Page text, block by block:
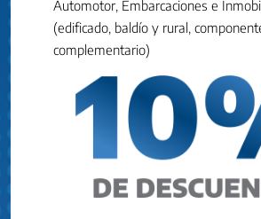
Automotor, Embarcaciones e
(edificado, baldío y rural,
complementario)